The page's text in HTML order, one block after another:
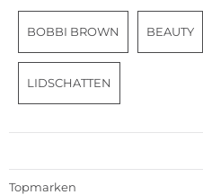
BOBBI BROWN BEAUTY
LIDSCHATTEN
Topmarken